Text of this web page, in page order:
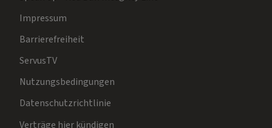
Impressum
Barrierefreiheit
ServusTV
Nutzungsbedingungen
Datenschutzrichtlinie
Verträge hier kündigen